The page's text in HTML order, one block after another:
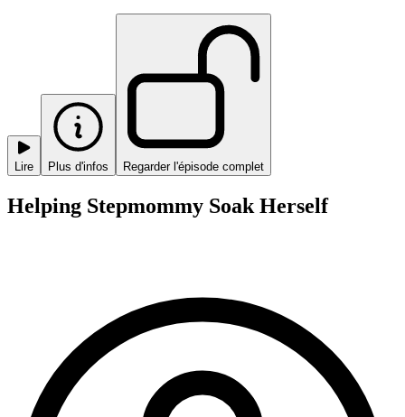
Lire Plus d'infos Regarder l'épisode complet
Helping Stepmommy Soak Herself